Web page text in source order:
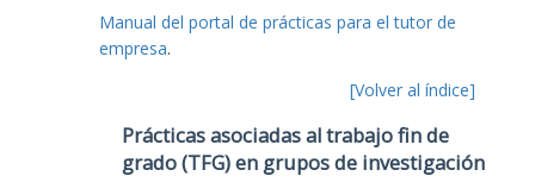
Manual del portal de prácticas para el tutor de
empresa.
[Volver al índice]
Prácticas asociadas al trabajo fin de
grado (TFG) en grupos de investigación